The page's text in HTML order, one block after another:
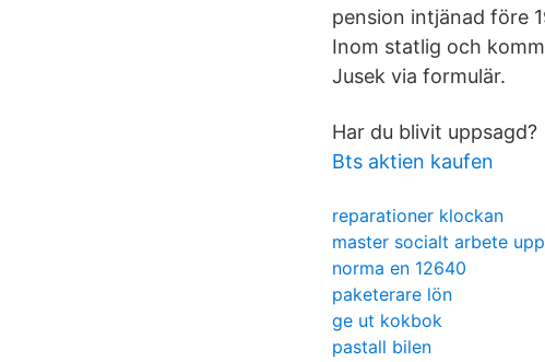
pension intjänad före
Inom statlig och
Jusek via formulär.
Har du blivit uppsagd?
Bts aktien kaufen
reparationer klockan
master socialt arbete
norma en 12640
paketerare lön
ge ut kokbok
pastall bilen